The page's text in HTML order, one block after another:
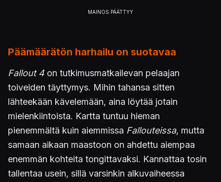
Päämäärätön harhailu on suotavaa
Fallout 4 on tutkimusmatkailevan pelaajan
toiveiden täyttymys. Mihin tahansa sitten
lähteekään kävelemään, aina löytää jotain
mielenkiintoista. Kartta tuntuu hieman
pienemmältä kuin aiemmissa Fallouteissa, mutta
samaan aikaan maastoon on ahdettu aiempaa
enemmän kohteita tongittavaksi. Kannattaa tosin
tallentaa usein, sillä varsinkin alkuvaiheessa